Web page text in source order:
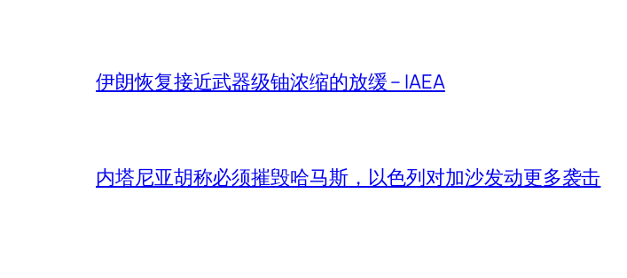
伊朗恢复接近武器级铀浓缩的放缓 – IAEA
内塔尼亚胡称必须摧毁哈马斯，以色列对加沙发动更多袭击